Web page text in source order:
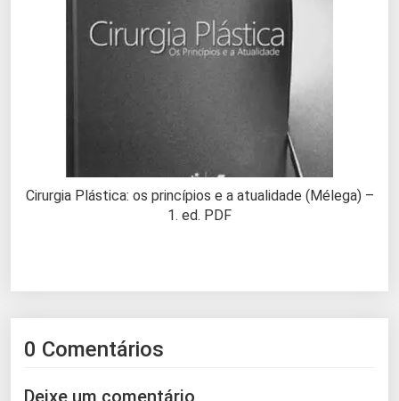
Cirurgia Plástica: os princípios e a atualidade (Mélega) –
1. ed. PDF
0 Comentários
Deixe um comentário